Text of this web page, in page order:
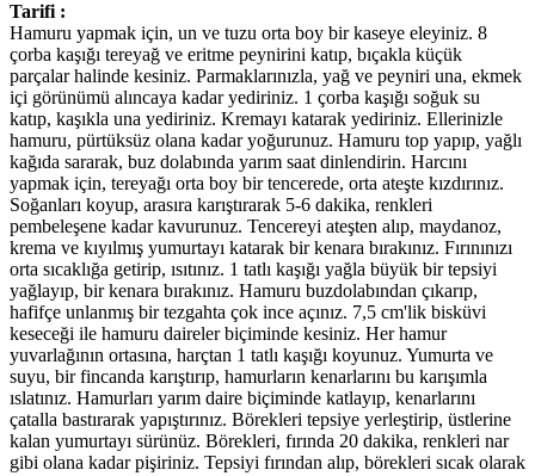
Tarifi :
Hamuru yapmak için, un ve tuzu orta boy bir kaseye eleyiniz. 8
çorba kaşığı tereyağ ve eritme peynirini katıp, bıçakla küçük
parçalar halinde kesiniz. Parmaklarınızla, yağ ve peyniri una, ekmek
içi görünümü alıncaya kadar yediriniz. 1 çorba kaşığı soğuk su
katıp, kaşıkla una yediriniz. Kremayı katarak yediriniz. Ellerinizle
hamuru, pürtüksüz olana kadar yoğurunuz. Hamuru top yapıp, yağlı
kağıda sararak, buz dolabında yarım saat dinlendirin. Harcını
yapmak için, tereyağı orta boy bir tencerede, orta ateşte kızdırınız.
Soğanları koyup, arasıra karıştırarak 5-6 dakika, renkleri
pembeleşene kadar kavurunuz. Tencereyi ateşten alıp, maydanoz,
krema ve kıyılmış yumurtayı katarak bir kenara bırakınız. Fırınınızı
orta sıcaklığa getirip, ısıtınız. 1 tatlı kaşığı yağla büyük bir tepsiyi
yağlayıp, bir kenara bırakınız. Hamuru buzdolabından çıkarıp,
hafifçe unlanmış bir tezgahta çok ince açınız. 7,5 cm'lik bisküvi
keseceği ile hamuru daireler biçiminde kesiniz. Her hamur
yuvarlağının ortasına, harçtan 1 tatlı kaşığı koyunuz. Yumurta ve
suyu, bir fincanda karıştırıp, hamurların kenarlarını bu karışımla
ıslatınız. Hamurları yarım daire biçiminde katlayıp, kenarlarını
çatalla bastırarak yapıştırınız. Börekleri tepsiye yerleştirip, üstlerine
kalan yumurtayı sürünüz. Börekleri, fırında 20 dakika, renkleri nar
gibi olana kadar pişiriniz. Tepsiyi fırından alıp, börekleri sıcak olarak